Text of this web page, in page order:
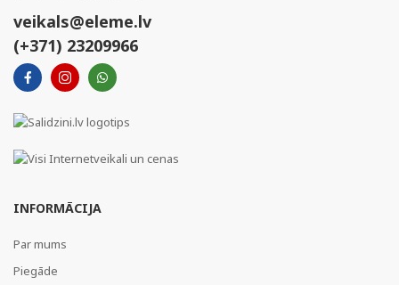
veikals@eleme.lv
(+371) 23209966
INFORMĀCIJA
Par mums
Piegāde